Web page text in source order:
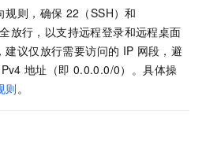
规则，确保 22（SSH）和
放行，以支持远程登录和远程桌面
建议仅放行需要访问的 IP 网段，避
地址（即 0.0.0.0/0）。具体操
则。